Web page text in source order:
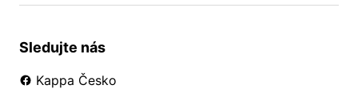
Sledujte nás
Kappa Česko